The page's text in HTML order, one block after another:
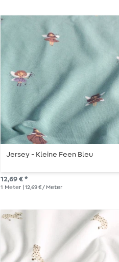
Jersey - Kleine Feen Bleu
12,69 € *
1 Meter | 12,69 € / Meter